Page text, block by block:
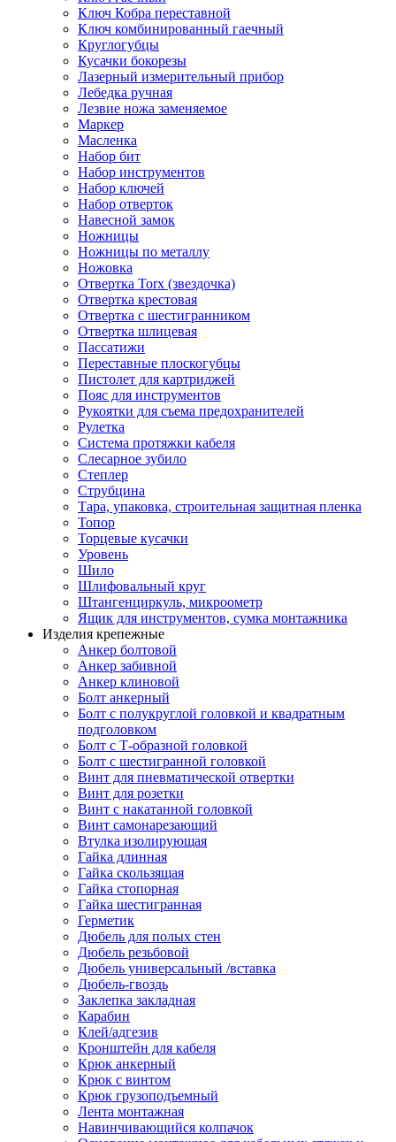
Ключ Кобра переставной
Ключ комбинированный гаечный
Круглогубцы
Кусачки бокорезы
Лазерный измерительный прибор
Лебедка ручная
Лезвие ножа заменяемое
Маркер
Масленка
Набор бит
Набор инструментов
Набор ключей
Набор отверток
Навесной замок
Ножницы
Ножницы по металлу
Ножовка
Отвертка Torx (звездочка)
Отвертка крестовая
Отвертка с шестигранником
Отвертка шлицевая
Пассатижи
Переставные плоскогубцы
Пистолет для картриджей
Пояс для инструментов
Рукоятки для съема предохранителей
Рулетка
Система протяжки кабеля
Слесарное зубило
Степлер
Струбцина
Тара, упаковка, строительная защитная пленка
Топор
Торцевые кусачки
Уровень
Шило
Шлифовальный круг
Штангенциркуль, микроометр
Ящик для инструментов, сумка монтажника
Изделия крепежные
Анкер болтовой
Анкер забивной
Анкер клиновой
Болт анкерный
Болт с полукруглой головкой и квадратным
подголовком
Болт с Т-образной головкой
Болт с шестигранной головкой
Винт для пневматической отвертки
Винт для розетки
Винт с накатанной головкой
Винт самонарезающий
Втулка изолирующая
Гайка длинная
Гайка скользящая
Гайка стопорная
Гайка шестигранная
Герметик
Дюбель для полых стен
Дюбель резьбовой
Дюбель универсальный /вставка
Дюбель-гвоздь
Заклепка закладная
Карабин
Клей/адгезив
Кронштейн для кабеля
Крюк анкерный
Крюк с винтом
Крюк грузоподъемный
Лента монтажная
Навинчивающийся колпачок